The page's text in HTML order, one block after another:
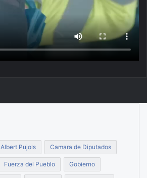
Albert Pujols Camara de Diputados
Fuerza del Pueblo Gobierno